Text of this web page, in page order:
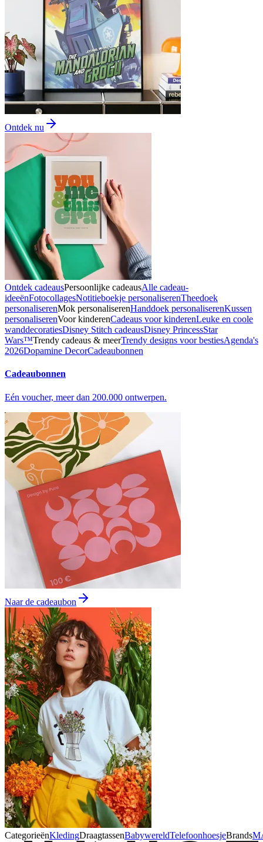
Ontdek nu
Ontdek cadeausPersoonlijke cadeausAlle cadeau-
ideeënFotocollagesNotitieboekje personaliserenTheedoek
personaliserenMok personaliserenHanddoek personaliserenKussen
personaliserenVoor kinderenCadeaus voor kinderenLeuke en coole
wanddecoratiesDisney Stitch cadeausDisney PrincessStar
Wars™Trendy cadeaus & meerTrendy designs voor bestiesAgenda's
2026Dopamine DecorCadeaubonnen
Cadeaubonnen
Eén voucher, meer dan 200.000 ontwerpen.
Naar de cadeaubon
CategorieënKledingDraagtassenBabywereldTelefoonhoesjeBrands